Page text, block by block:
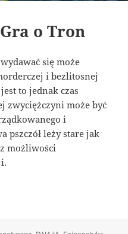
o Tron
się może
i bezlitosnej
to jednak czas
zwyciężczyni może być
i
pszczół leży stare jak
możliwości
o Tron